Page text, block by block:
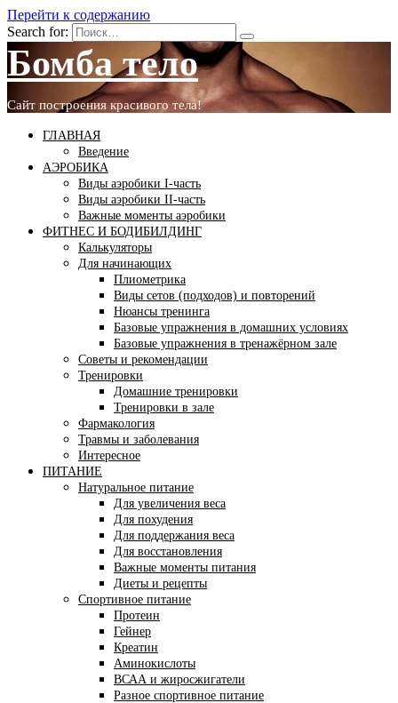
Перейти к содержанию
Search for:
Бомба тело
Сайт построения красивого тела!
ГЛАВНАЯ
Введение
АЭРОБИКА
Виды аэробики І-часть
Виды аэробики ІІ-часть
Важные моменты аэробики
ФИТНЕС И БОДИБИЛДИНГ
Калькуляторы
Для начинающих
Плиометрика
Виды сетов (подходов) и повторений
Нюансы тренинга
Базовые упражнения в домашних условиях
Базовые упражнения в тренажёрном зале
Советы и рекомендации
Тренировки
Домашние тренировки
Тренировки в зале
Фармакология
Травмы и заболевания
Интересное
ПИТАНИЕ
Натуральное питание
Для увеличения веса
Для похудения
Для поддержания веса
Для восстановления
Важные моменты питания
Диеты и рецепты
Спортивное питание
Протеин
Гейнер
Креатин
Аминокислоты
ВСАА и жиросжигатели
Разное спортивное питание